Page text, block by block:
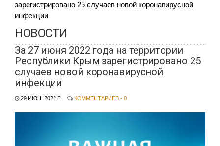
зарегистрировано 25 случаев новой коронавирусной
инфекции
НОВОСТИ
За 27 июня 2022 года на территории
Республики Крым зарегистрировано 25
случаев новой коронавирусной
инфекции
29 ИЮН. 2022 Г. КОММЕНТАРИЕВ - 0